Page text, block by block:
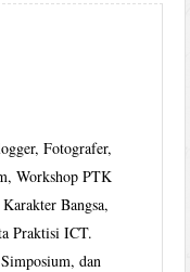
Fotografer,
Workshop PTK
Bangsa,
Praktisi ICT.
dan